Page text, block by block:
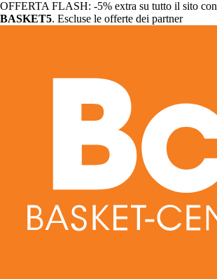
OFFERTA FLASH: -5% extra su tutto il sito
BASKET5. Escluse le offerte dei partner